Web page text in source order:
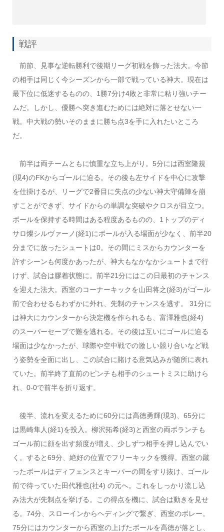
戦評
前節、見事な逆転勝利で後期リーグ初戦を飾った法大。今節
の相手は同じく今シーズンから一部で戦っている神大。現在は
最下位に低迷するものの、1勝7分け4敗と非常に粘り強いチー
ムだ。しかし、優勝へ突き進むためには絶対に落とせない一
戦。中大戦の勢いそのままに勝ち点3を手に入れたいところ
だ。
前半は両チームともに慎重な立ち上がり。5分には西室隆規
(現4)のFKからゴールに迫る。その後も左サイドを中心に攻撃
を仕掛けるが、リーグで2番目に失点の少ない神大守備陣を崩
すことができず、サイドからの単調な突破やクロスが目立つ。
ボールを保持する時間はある程度あるものの、1トップのディ
サロ燦シルヴァーノ(経1)にボールが入る場面が少なく、前半20
分までに放ったシュートは0。その間にミスからカウンターを
許すシーンも何度かあったが、神大もなかなかシュートまで行
けず、試合は膠着状態に。前半21分にはこの日最初のチャンス
を迎えた法大。西室のコーナーキックを山田将之(経3)がゴール
前で合わせるもわずかに外れ、先制のチャンスを逃す。 31分に
は神大にカウンターから決定機を作られるも、富澤雅也(経4)
のスーパーセーブで難を逃れる。その後は互いにゴールに迫る
場面は少なかったが、球際や空中戦での激しい競り合いなど戦
う姿勢を全面に出し、この試合に賭ける意気込みが随所に表れ
ていた。前半終了直前のピンチも相手のシュートミスに助けら
れ、0-0で前半を折り返す。
後半、流れを変えるために60分には高徳勇輝(現3)、65分に
は黒崎隼人(経1)を投入。柳沢拓希(経3)と西室の両ボランチも
ゴール前に顔を出す頻度が増え、少しずつ相手を押し込んでい
く。すると69分、絶好の位置でフリーキックを獲得。西室の蹴
ったボールはディフェンスとキーパーの間をすり抜け、ゴール
前で待っていた田代雅也(社4) の元へ。これをしっかり流し込
み法大が先制点を挙げる。この得点を機に、試合は動きを見せ
る。74分、スローインからヘディングで繋ぎ、西室のボレー。
75分にはカウンターから西室の上げたボールを高徳が落とし、